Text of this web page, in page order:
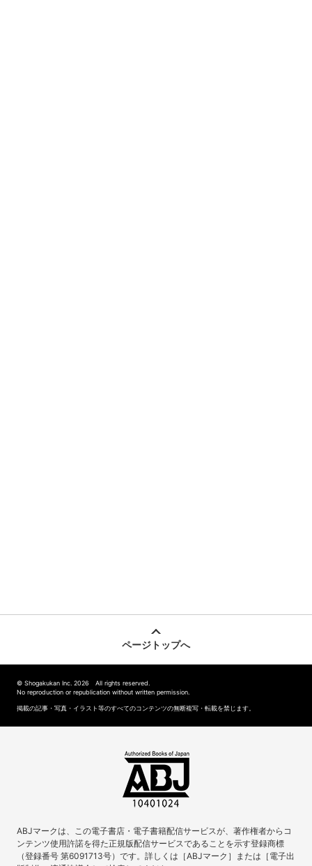
ページトップへ
© Shogakukan Inc. 2026 All rights reserved.
No reproduction or republication without written permission.
掲載の記事・写真・イラスト等のすべてのコンテンツの無断複写・転載を禁じます。
ABJマークは、この電子書店・電子書籍配信サービスが、著作権者からコ
ンテンツ使用許諾を得た正規版配信サービスであることを示す登録商標
（登録番号 第6091713号）です。詳しくは［ABJマーク］または［電子出